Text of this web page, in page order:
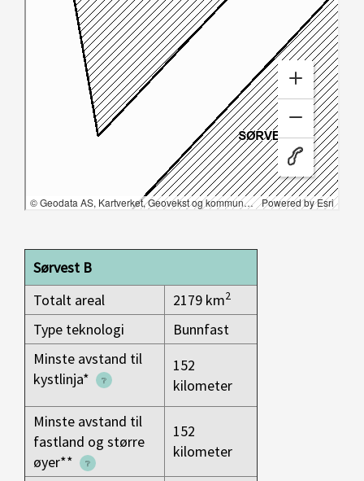
Sørvest B
Totalt areal
2179 km2
Type teknologi
Bunnfast
Minste avstand til
kystlinja*
152
kilometer
Minste avstand til
fastland og større
øyer**
152
kilometer